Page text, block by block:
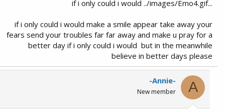
...if i only could i would ../images/Emo4.gif
if i only could i would make a smile appear take away your
fears send your troubles far far away and make u pray for a
better day if i only could i would but in the meanwhile
believe in better days please
A
-Annie-
New member